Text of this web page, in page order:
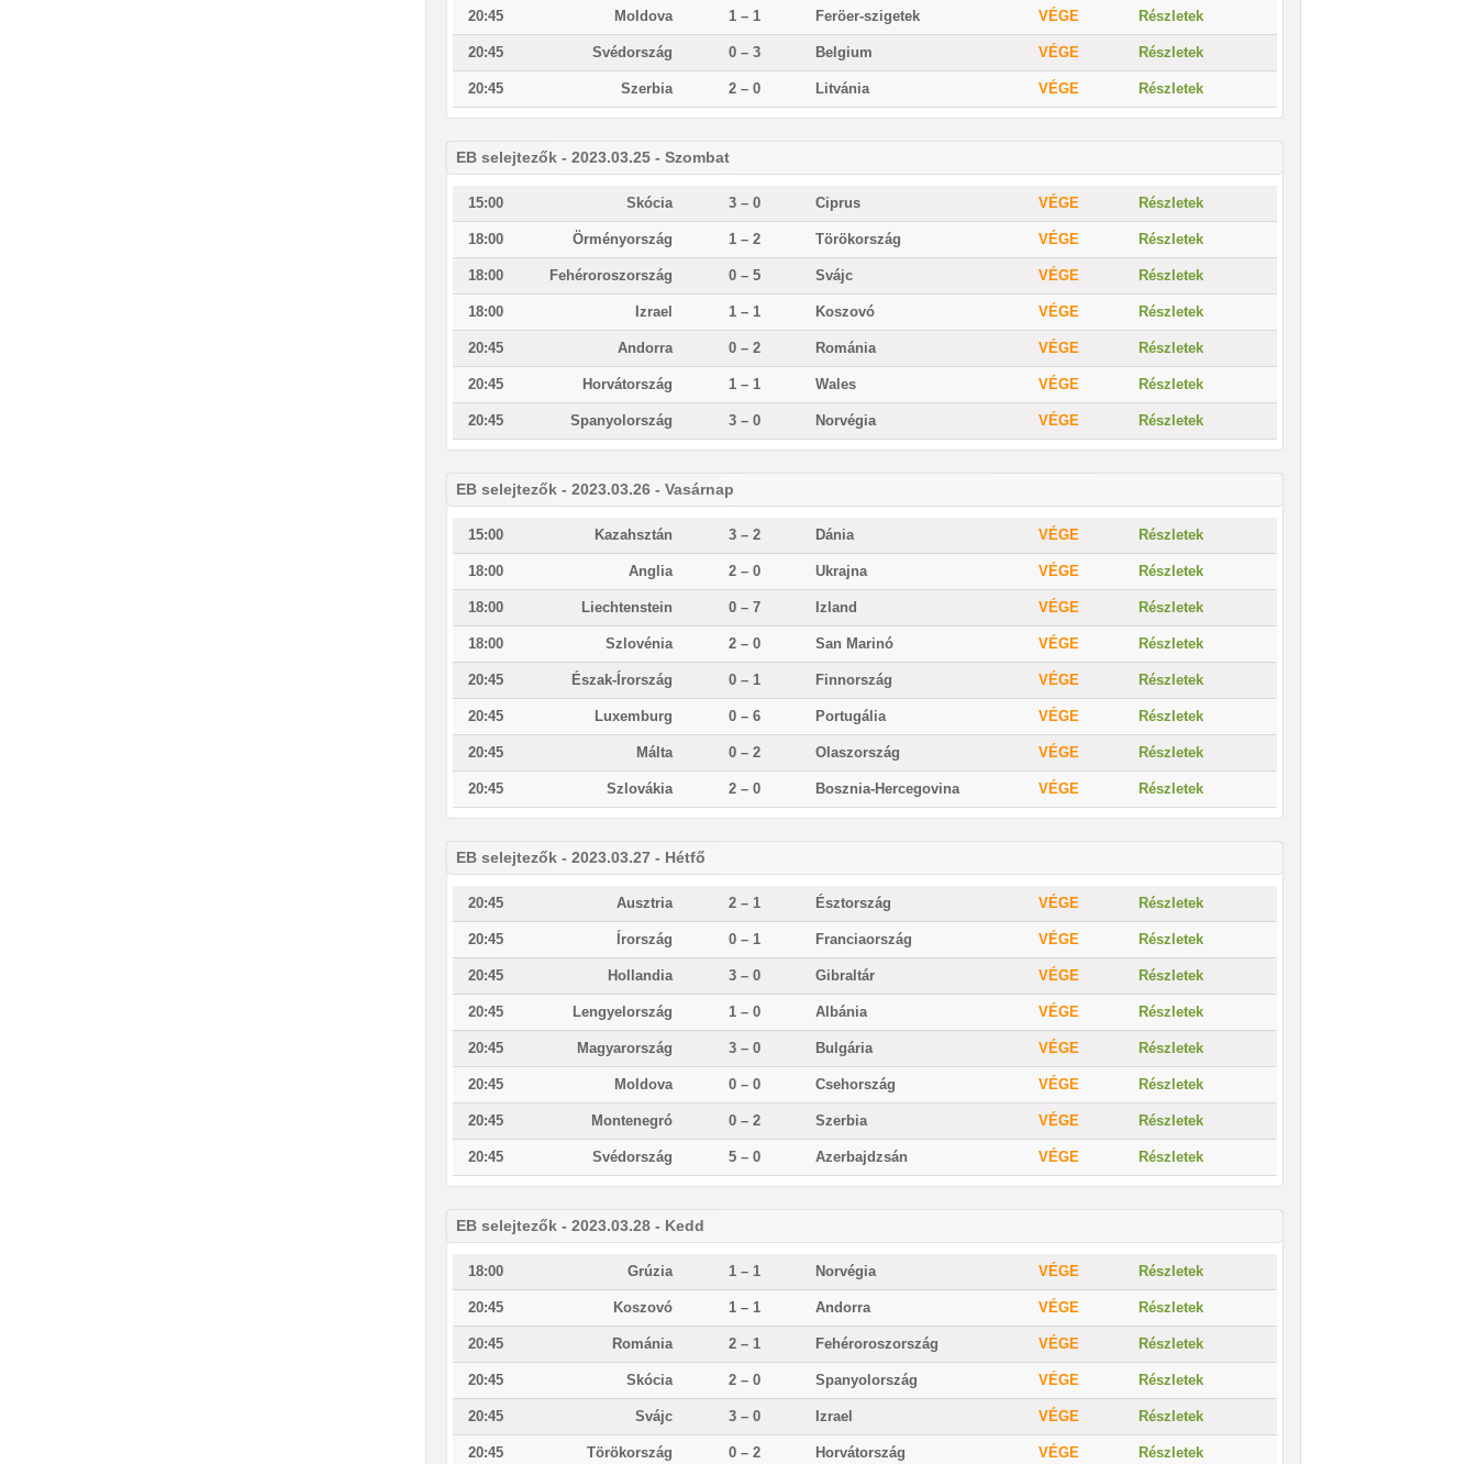
20:45 Moldova 1 – 1 Feröer-szigetek VÉGE Részletek
20:45 Svédország 0 – 3 Belgium VÉGE Részletek
20:45 Szerbia 2 – 0 Litvánia VÉGE Részletek
EB selejtezők - 2023.03.25 - Szombat
15:00 Skócia 3 – 0 Ciprus VÉGE Részletek
18:00 Örményország 1 – 2 Törökország VÉGE Részletek
18:00 Fehéroroszország 0 – 5 Svájc VÉGE Részletek
18:00 Izrael 1 – 1 Koszovó VÉGE Részletek
20:45 Andorra 0 – 2 Románia VÉGE Részletek
20:45 Horvátország 1 – 1 Wales VÉGE Részletek
20:45 Spanyolország 3 – 0 Norvégia VÉGE Részletek
EB selejtezők - 2023.03.26 - Vasárnap
15:00 Kazahsztán 3 – 2 Dánia VÉGE Részletek
18:00 Anglia 2 – 0 Ukrajna VÉGE Részletek
18:00 Liechtenstein 0 – 7 Izland VÉGE Részletek
18:00 Szlovénia 2 – 0 San Marinó VÉGE Részletek
20:45 Észak-Írország 0 – 1 Finnország VÉGE Részletek
20:45 Luxemburg 0 – 6 Portugália VÉGE Részletek
20:45 Málta 0 – 2 Olaszország VÉGE Részletek
20:45 Szlovákia 2 – 0 Bosznia-Hercegovina VÉGE Részletek
EB selejtezők - 2023.03.27 - Hétfő
20:45 Ausztria 2 – 1 Észtország VÉGE Részletek
20:45 Írország 0 – 1 Franciaország VÉGE Részletek
20:45 Hollandia 3 – 0 Gibraltár VÉGE Részletek
20:45 Lengyelország 1 – 0 Albánia VÉGE Részletek
20:45 Magyarország 3 – 0 Bulgária VÉGE Részletek
20:45 Moldova 0 – 0 Csehország VÉGE Részletek
20:45 Montenegró 0 – 2 Szerbia VÉGE Részletek
20:45 Svédország 5 – 0 Azerbajdzsán VÉGE Részletek
EB selejtezők - 2023.03.28 - Kedd
18:00 Grúzia 1 – 1 Norvégia VÉGE Részletek
20:45 Koszovó 1 – 1 Andorra VÉGE Részletek
20:45 Románia 2 – 1 Fehéroroszország VÉGE Részletek
20:45 Skócia 2 – 0 Spanyolország VÉGE Részletek
20:45 Svájc 3 – 0 Izrael VÉGE Részletek
20:45 Törökország 0 – 2 Horvátország VÉGE Részletek